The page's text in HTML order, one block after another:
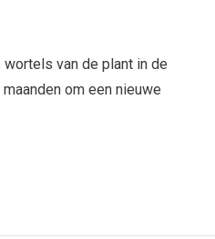
van de plant in de
om een nieuwe